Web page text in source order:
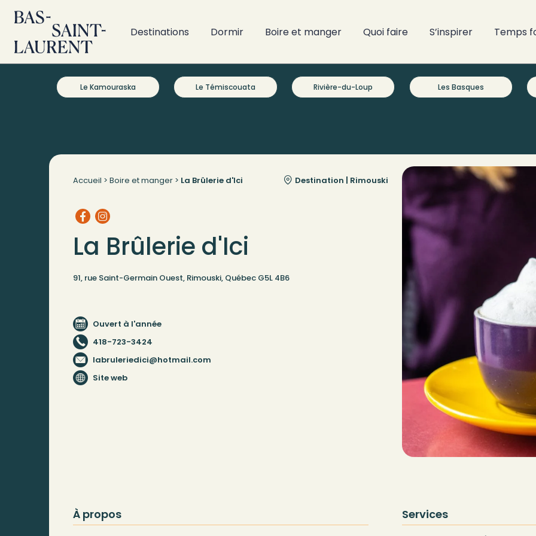
Destinations Dormir Boire et manger Quoi faire S’inspirer Temps
Le Kamouraska Le Témiscouata Rivière-du-Loup Les Basques
Accueil > Boire et manger > La Brûlerie d'Ici Destination | Rimouski
La Brûlerie d'Ici
91, rue Saint-Germain Ouest, Rimouski, Québec G5L 4B6
Ouvert à l'année
418-723-3424
labruleriedici@hotmail.com
Site web
À propos Services